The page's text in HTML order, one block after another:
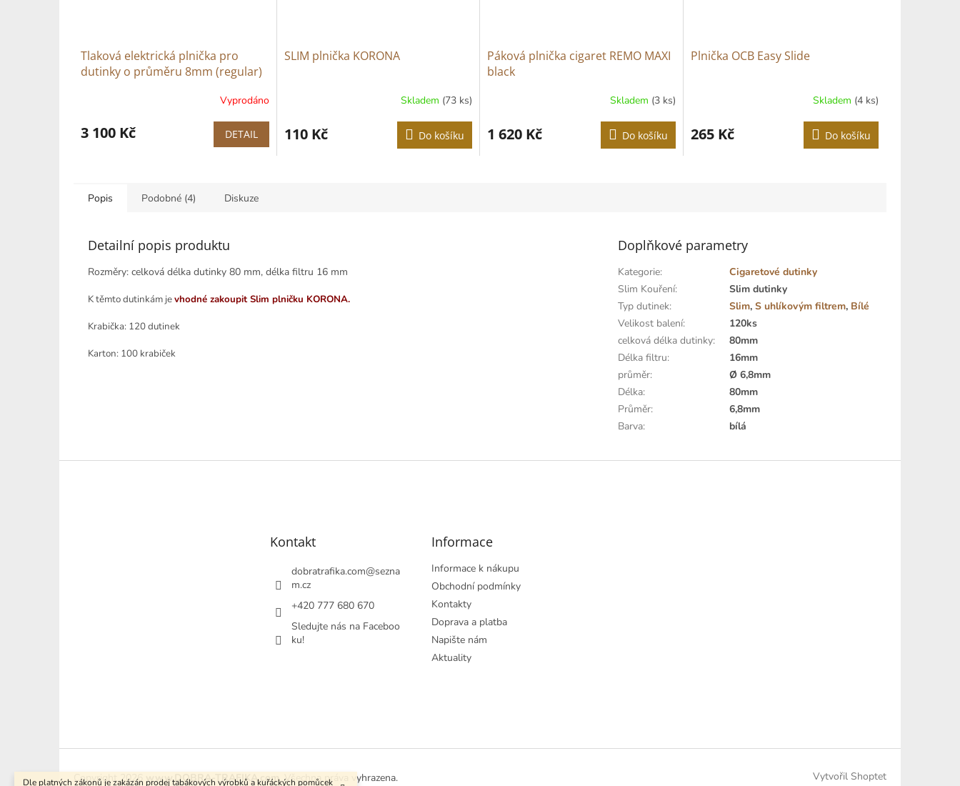
Dle platných zákonů je zakázán prodej tabákových výrobků a kuřáckých pomůcek
Tlaková elektrická plnička pro
dutinky o průměru 8mm (regular)
Vyprodáno
3 100 Kč DETAIL
SLIM plnička KORONA
produktu
je
Skladem (73 ks)
110 Kč Do košíku
Páková plnička cigaret REMO MAXI
black
Skladem (3 ks)
1 620 Kč Do košíku
Plnička OCB Easy Slide
Skladem (4 ks)
265 Kč Do košíku
Popis Podobné (4) Diskuze
Detailní popis produktu
Rozměry: celková délka dutinky 80 mm, délka filtru 16 mm
K těmto dutinkám jevhodné zakoupit Slim plničku KORONA.
Krabička: 120 dutinek
Karton: 100 krabiček
Doplňkové parametry
Kategorie:
Cigaretové dutinky
Slim Kouření:
Slim dutinky
Typ dutinek: Slim,S uhlíkovým filtrem, Bílé
Velikost balení:
120ks
celková délka dutinky:
80mm
Délka filtru:
16mm
průměr:
Ø 6,8mm
Délka:
80mm
Průměr:
6,8mm
Barva: bílá
Kontakt
dobratrafika.com@sezna
m.cz
+420 777 680 670
Sledujte nás na Faceboo
ku!
Informace
Informace k nákupu
Obchodní podmínky
Kontakty
Doprava a platba
Napište nám
Aktuality
Vytvořil Shoptet
Copyright 2026 www.DOBRA-TRAFIKA.com . Všechna práva vyhrazena.